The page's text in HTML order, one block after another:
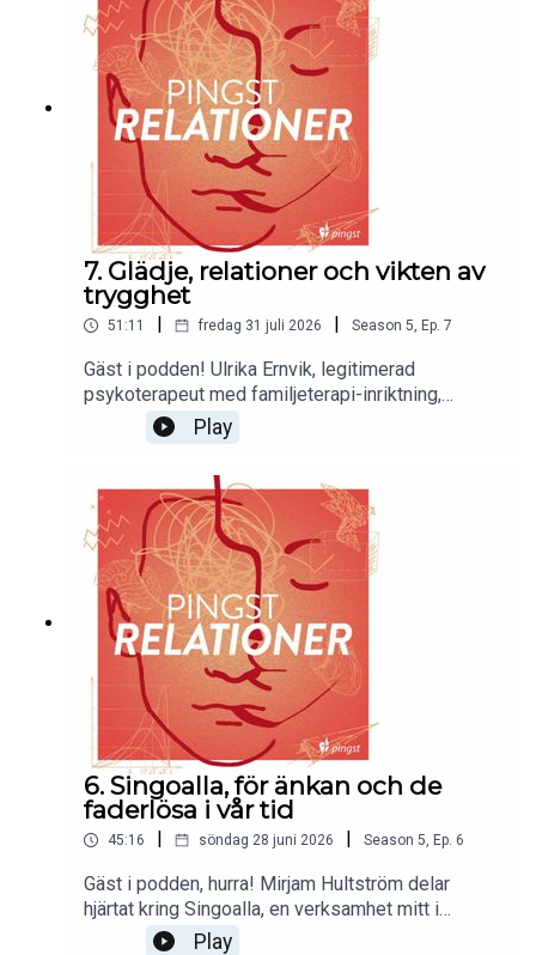
7. Glädje, relationer och vikten av
trygghet
51:11 | fredag 31 juli 2026 | Season 5, Ep. 7
Gäst i podden! Ulrika Ernvik, legitimerad
psykoterapeut med familjeterapi-inriktning,
pastor, missionär, författare och handledare. Vad
har korvgrillning och skratt gemensamt och vad är
det outnyttjade potential som församlingen bär
på? Välkommen in i samtalet!(Obs. Ljudet är lite
dåligt av och till pga. annan utrustning denna gång.
Men ingen fara, allt är fullt hörbart och det är väl
värt en lyssning ändå!)
Play
6. Singoalla, för änkan och de
faderlösa i vår tid
45:16 söndag 28 juni 2026 Season 5, Ep. 6
Gäst i podden, hurra! Mirjam Hultström delar
hjärtat kring Singoalla, en verksamhet mitt i
församlingens hjärta som finns som ett
Play